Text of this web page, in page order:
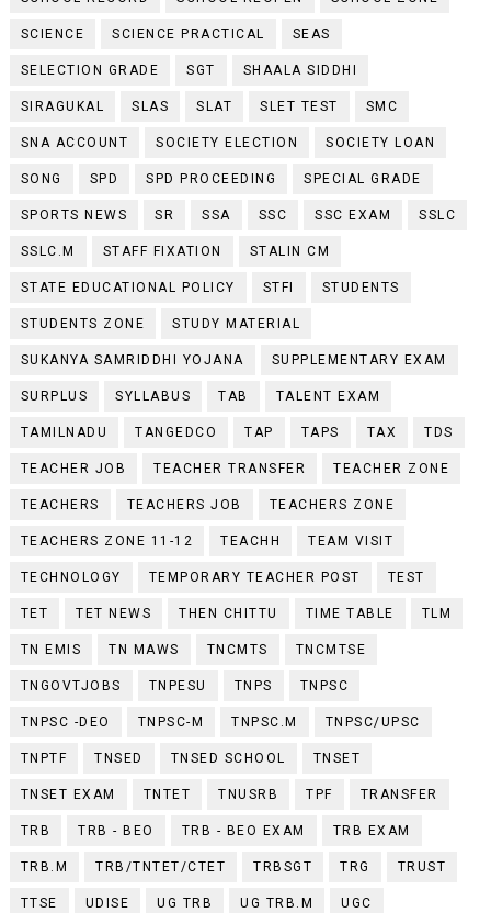
SCIENCE SCIENCE PRACTICAL SEAS
SELECTION GRADE SGT SHAALA SIDDHI
SIRAGUKAL SLAS SLAT SLET TEST SMC
SNA ACCOUNT SOCIETY ELECTION SOCIETY LOAN
SONG SPD SPD PROCEEDING SPECIAL GRADE
SPORTS NEWS SR SSA SSC SSC EXAM SSLC
SSLC.M STAFF FIXATION STALIN CM
STATE EDUCATIONAL POLICY STFI STUDENTS
STUDENTS ZONE STUDY MATERIAL
SUKANYA SAMRIDDHI YOJANA SUPPLEMENTARY EXAM
SURPLUS SYLLABUS TAB TALENT EXAM
TAMILNADU TANGEDCO TAP TAPS TAX TDS
TEACHER JOB TEACHER TRANSFER TEACHER ZONE
TEACHERS TEACHERS JOB TEACHERS ZONE
TEACHERS ZONE 11-12 TEACHH TEAM VISIT
TECHNOLOGY TEMPORARY TEACHER POST TEST
TET TET NEWS THEN CHITTU TIME TABLE TLM
TN EMIS TN MAWS TNCMTS TNCMTSE
TNGOVTJOBS TNPESU TNPS TNPSC
TNPSC -DEO TNPSC-M TNPSC.M TNPSC/UPSC
TNPTF TNSED TNSED SCHOOL TNSET
TNSET EXAM TNTET TNUSRB TPF TRANSFER
TRB TRB - BEO TRB - BEO EXAM TRB EXAM
TRB.M TRB/TNTET/CTET TRBSGT TRG TRUST
TTSE UDISE UG TRB UG TRB.M UGC